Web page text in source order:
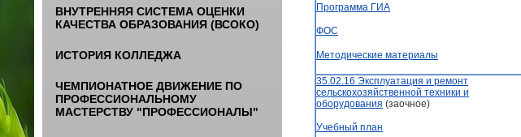
ВНУТРЕННЯЯ СИСТЕМА ОЦЕНКИ
КАЧЕСТВА ОБРАЗОВАНИЯ (ВСОКО)
ИСТОРИЯ КОЛЛЕДЖА
ЧЕМПИОНАТНОЕ ДВИЖЕНИЕ ПО
ПРОФЕССИОНАЛЬНОМУ
МАСТЕРСТВУ "ПРОФЕССИОНАЛЫ"
Программа ГИА
ФОС
Методические материалы
35.02.16 Эксплуатация и ремонт
сельскохозяйственной техники и
оборудования (заочное)
Учебный план